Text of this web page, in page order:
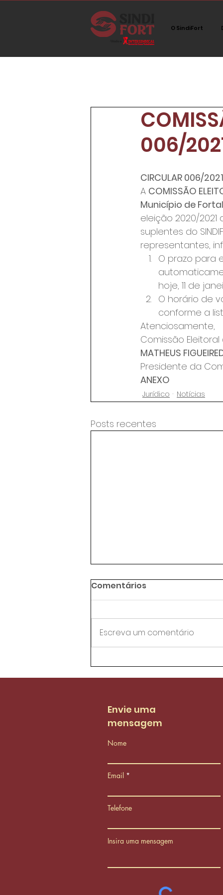
O SindiFort
Imprensa Tecnologia
006/
CIRCULAR 006/
A COMISSÃO
Município de
eleição 2020/
suplentes do
representantes,
O prazo para
hoje, 11 de
O horário de
conforme a
Atenciosamente,
Comissão Eleitoral
MATHEUS
Presidente da
ANEXO
Jurídico Notícias
Posts recentes
Agentes de trânsito da
AMC aprovam proposta
PCCS
Comentários
Escreva um comentário
Envie uma
mensagem
Nome
Email
Telefone
Insira uma mensagem